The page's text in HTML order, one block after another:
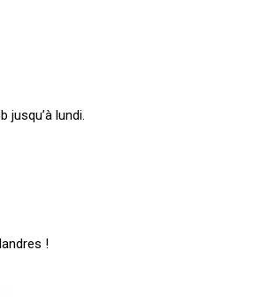
jusqu’à lundi.
!